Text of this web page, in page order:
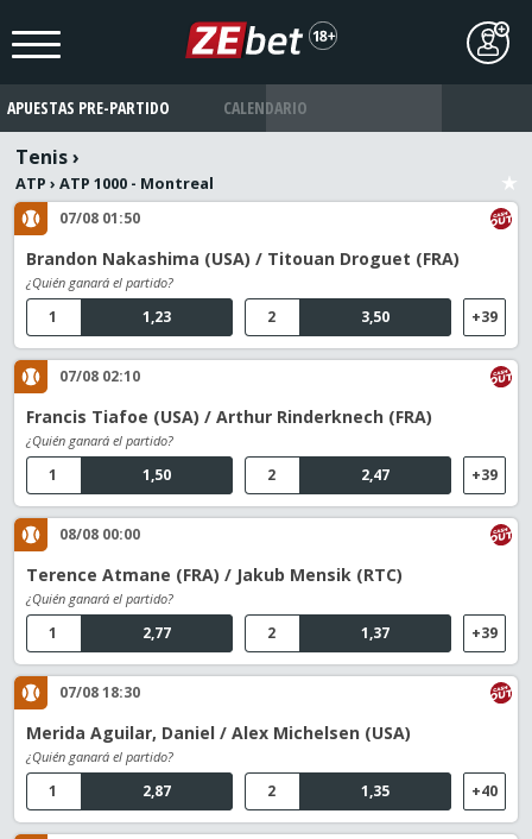
APUESTAS PRE-PARTIDO CALENDARIO
Tenis›
ATP › ATP 1000 - Montreal
07/08 01:50
Brandon Nakashima (USA) / Titouan Droguet (FRA)
¿Quién ganará el partido?
1,23
1 3,50
2 +39
07/08 02:10
Francis Tiafoe (USA) / Arthur Rinderknech (FRA)
¿Quién ganará el partido?
1,50
1 2,47
2 +39
08/08 00:00
Terence Atmane (FRA) / Jakub Mensik (RTC)
¿Quién ganará el partido?
2,77
1 1,37
2 +39
07/08 18:30
Merida Aguilar, Daniel / Alex Michelsen (USA)
¿Quién ganará el partido?
2,87
1 1,35
2 +40